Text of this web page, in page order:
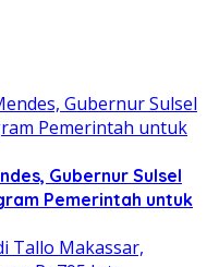
Gubernur Sulsel
Pemerintah untuk